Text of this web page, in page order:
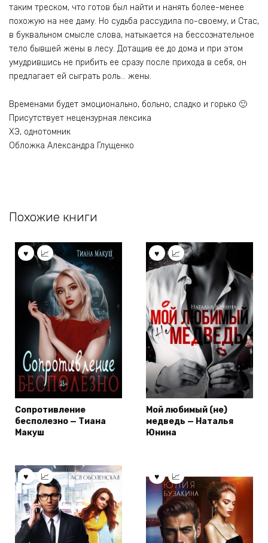
таким треском, что готов был найти и нанять более-менее
похожую на нее даму. Но судьба рассудила по-своему, и Стас,
в буквальном смысле слова, натыкается на бессознательное
тело бывшей жены в лесу. Дотащив ее до дома и при этом
умудрившись не прибить ее сразу после прихода в себя, он
предлагает ей сыграть роль… жены.
Временами будет эмоционально, больно, сладко и горько 🙂
Присутствует нецензурная лексика
ХЭ, однотомник
Обложка Александра Глущенко
Похожие книги
Сопротивление
бесполезно — Тиана
Макуш
Мой любимый (не)
медведь — Наталья
Юнина